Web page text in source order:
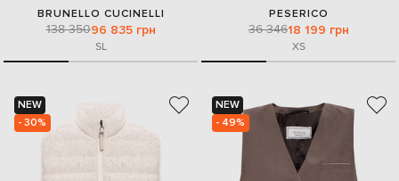
BRUNELLO CUCINELLI
138 35096 835 грн
SL
PESERICO
36 34618 199 грн
XS
NEW
- 30%
NEW
- 49%